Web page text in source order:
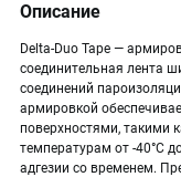
Описание
Delta-Duo Tape —
соединительная лента
соединений
армировкой
поверхностями, такими
температурам от -40°C
адгезии со временем.